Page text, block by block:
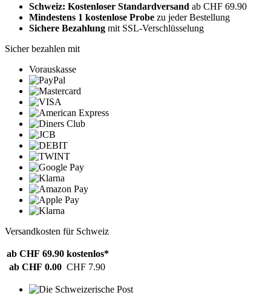
Schweiz: Kostenloser Standardversand ab CHF 69.90
Mindestens 1 kostenlose Probe zu jeder Bestellung
Sichere Bezahlung mit SSL-Verschlüsselung
Sicher bezahlen mit
Vorauskasse
Versandkosten für Schweiz
ab CHF 69.90 kostenlos*
ab CHF 0.00 CHF 7.90